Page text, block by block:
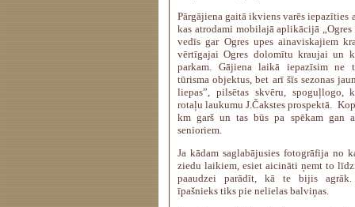
Pārgājiena gaitā ikviens varēs iepazīties
kas atrodami mobilajā aplikācijā
vedīs gar Ogres upes ainaviskajiem
vērtīgajai Ogres dolomītu kraujai un
parkam. Gājiena laikā iepazīsim ne
tūrisma objektus, bet arī šīs sezonas
liepas”, pilsētas skvēru, spoguļlogo,
rotaļu laukumu J.Čakstes prospektā.
km garš un tas būs pa spēkam gan
senioriem.
Ja kādam saglabājusies fotogrāfija no
ziedu laikiem, esiet aicināti ņemt to
paaudzei parādīt, kā te bijis agrāk.
īpašnieks tiks pie nelielas balviņas.